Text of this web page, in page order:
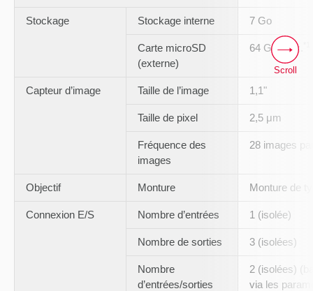
Stockage Stockage interne 7 Go
Carte microSD
(externe)
64 Go max.
Capteur d’image Taille de l’image 1,1"
Taille de pixel 2,5 μm
Fréquence des
images
28 images
Objectif Monture Monture de
Connexion E/S Nombre d’entrées 1 (isolée)
Nombre de sorties 3 (isolées)
Nombre
d’entrées/sorties
2 (isolées)
via les
Scroll